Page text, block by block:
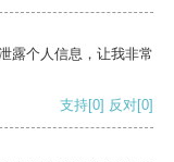
露个人信息，让我非常
支持[0] 反对[0]